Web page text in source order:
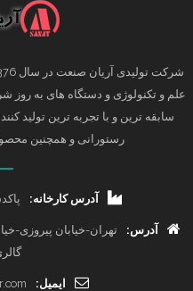
علم و تکنولوژی و دستگاه های به روز
سابقه ترین و با تجربه ترین تولید
رستورانی و همچنین
آدرس کارخانه:
آدرس:
تهران-خیابان پیروزی-
ایمیل: